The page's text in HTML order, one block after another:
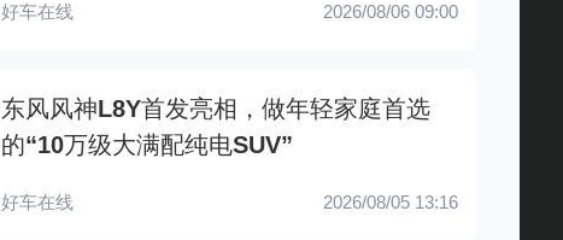
好车在线 2026/08/06 09:00
东风风神L8Y首发亮相，做年轻家庭首选
的“10万级大满配纯电SUV”
好车在线 2026/08/05 13:16